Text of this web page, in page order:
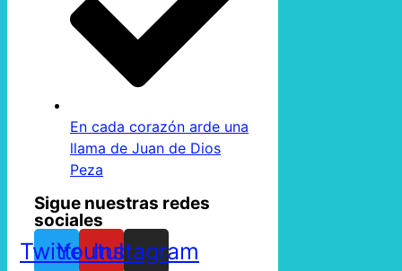
En cada corazón arde una
llama de Juan de Dios
Peza
Sigue nuestras redes
sociales
TwitterYoutube
Instagram